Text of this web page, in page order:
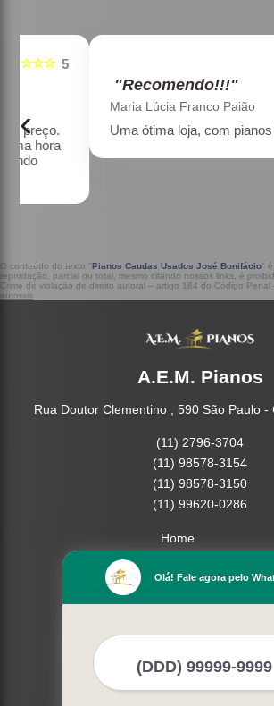
"Recomendo!!!"
Maria Lúcia Franco Paião
Uma ótima loja, com pianos bons,
‹
O conteúdo do texto "Pianos Caudas Usados José Bonifácio" é
reprodução, parcial ou total, mesmo citando nossos links, é
Crime de violação de direito autoral – artigo 184 do Código Penal
autorais
A.E.M. Pianos
Rua Doutor Clementino , 590 São Paulo -
(11) 2796-3704
(11) 98578-3154
(11) 98578-3150
(11) 99620-0286
Home
Missão
Mais Serviços
Olá! Fale agora pelo